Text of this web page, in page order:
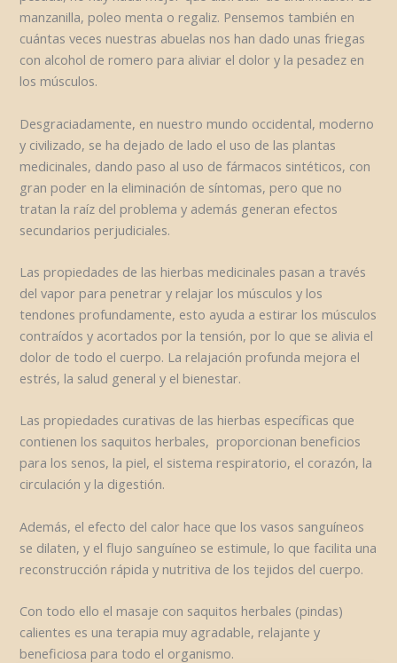
manzanilla, poleo menta o regaliz. Pensemos también en
cuántas veces nuestras abuelas nos han dado unas friegas
con alcohol de romero para aliviar el dolor y la pesadez en
los músculos.
Desgraciadamente, en nuestro mundo occidental, moderno
y civilizado, se ha dejado de lado el uso de las plantas
medicinales, dando paso al uso de fármacos sintéticos, con
gran poder en la eliminación de síntomas, pero que no
tratan la raíz del problema y además generan efectos
secundarios perjudiciales.
Las propiedades de las hierbas medicinales pasan a través
del vapor para penetrar y relajar los músculos y los
tendones profundamente, esto ayuda a estirar los músculos
contraídos y acortados por la tensión, por lo que se alivia el
dolor de todo el cuerpo. La relajación profunda mejora el
estrés, la salud general y el bienestar.
Las propiedades curativas de las hierbas específicas que
contienen los saquitos herbales, proporcionan beneficios
para los senos, la piel, el sistema respiratorio, el corazón, la
circulación y la digestión.
Además, el efecto del calor hace que los vasos sanguíneos
se dilaten, y el flujo sanguíneo se estimule, lo que facilita una
reconstrucción rápida y nutritiva de los tejidos del cuerpo.
Con todo ello el masaje con saquitos herbales (pindas)
calientes es una terapia muy agradable, relajante y
beneficiosa para todo el organismo.